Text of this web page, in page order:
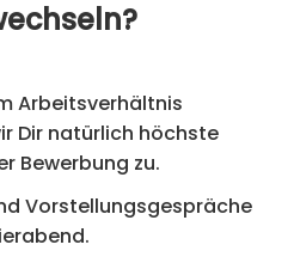
Arbeitsverhältnis
Dir natürlich höchste
Bewerbung zu.
Vorstellungsgespräche